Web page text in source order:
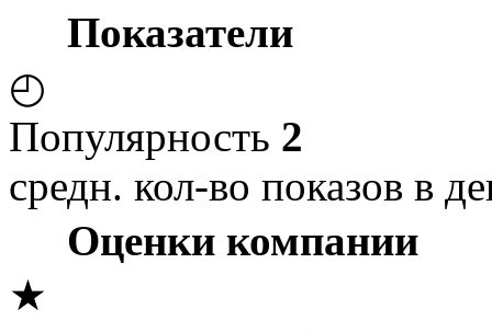
Показатели
◴
Популярность 2
средн. кол-во показов в
Оценки компании
★